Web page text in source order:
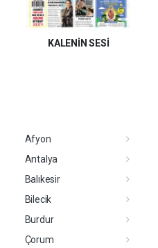
KALENİN SESİ
Afyon
Antalya
Balıkesir
Bilecik
Burdur
Çorum